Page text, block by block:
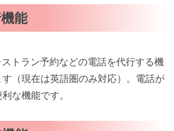
能
トラン予約などの電話を代行する機
（現在は英語圏のみ対応）。電話が
な機能です。